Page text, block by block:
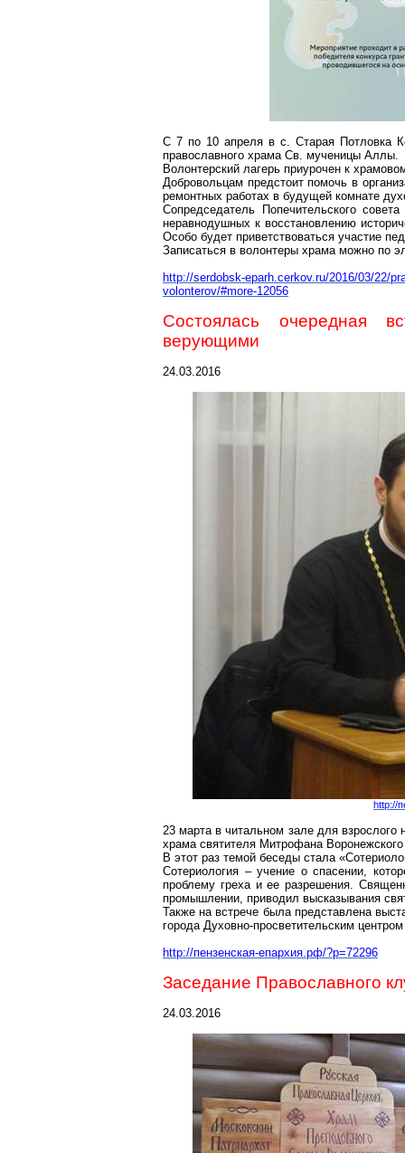
С 7 по 10 апреля в с. Старая Потловка
православного храма Св. мученицы Аллы.
Волонтерский лагерь приурочен к
Добровольцам предстоит помочь в
ремонтных работах в будущей комнате
Сопредседатель Попечительского
неравнодушных к восстановлению
Особо будет приветствоваться участие
Записаться в волонтеры храма можно по
http://serdobsk-eparh.cerkov.ru/2016/03/22/
volonterov/#more-12056
Состоялась очередная
верующими
24.03.2016
http://
23 марта в читальном зале для
храма святителя Митрофана
В этот раз темой беседы стала
Сотериология – учение о спасении,
проблему греха и ее разрешения.
промышлении, приводил высказывания
Также на встрече была представлена
города Духовно-просветительским
http://пензенская-епархия.рф/?p=72296
Заседание Православного
24.03.2016